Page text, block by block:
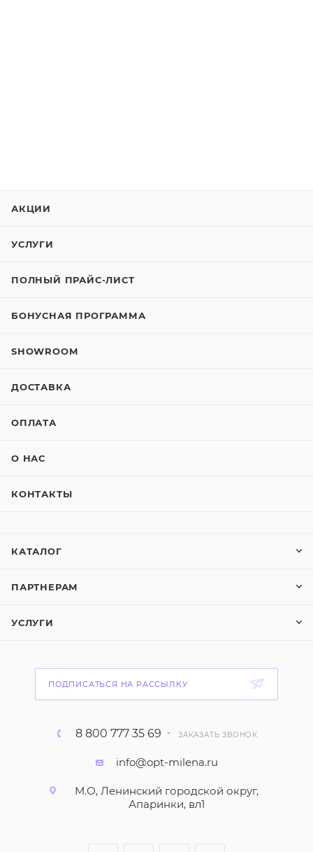
АКЦИИ
УСЛУГИ
ПОЛНЫЙ ПРАЙС-ЛИСТ
БОНУСНАЯ ПРОГРАММА
SHOWROOM
ДОСТАВКА
ОПЛАТА
О НАС
КОНТАКТЫ
КАТАЛОГ
ПАРТНЕРАМ
УСЛУГИ
ПОДПИСАТЬСЯ НА РАССЫЛКУ
8 800 777 35 69 ЗАКАЗАТЬ ЗВОНОК
info@opt-milena.ru
М.О, Ленинский городской округ,
Апаринки, вл1